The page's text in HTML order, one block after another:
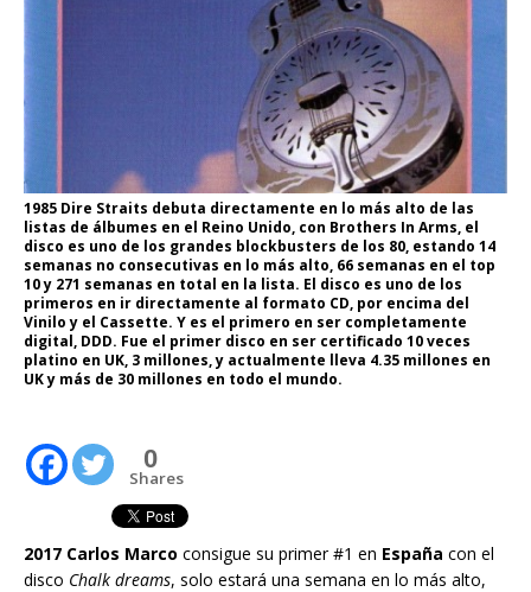
1985 Dire Straits debuta directamente en lo más alto de las
listas de álbumes en el Reino Unido, con Brothers In Arms, el
disco es uno de los grandes blockbusters de los 80, estando 14
semanas no consecutivas en lo más alto, 66 semanas en el top
10 y 271 semanas en total en la lista. El disco es uno de los
primeros en ir directamente al formato CD, por encima del
Vinilo y el Cassette. Y es el primero en ser completamente
digital, DDD. Fue el primer disco en ser certificado 10 veces
platino en UK, 3 millones, y actualmente lleva 4.35 millones en
UK y más de 30 millones en todo el mundo.
0
Shares
2017 Carlos Marco consigue su primer #1 en España con el
disco Chalk dreams, solo estará una semana en lo más alto,